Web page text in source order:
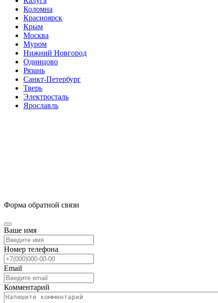
Коломна
Красноярск
Крым
Москва
Муром
Нижний Новгород
Одинцово
Рязань
Санкт-Петербург
Тверь
Электросталь
Ярославль
Форма обратной связи
Ваше имя
Номер телефона
Email
Комментарий